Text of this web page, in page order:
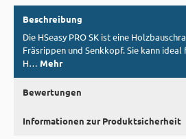
Beschreibung
Die HSeasy PRO SK ist eine
Fräsrippen und Senkkopf. Sie kann
H… Mehr
Bewertungen
Informationen zur Produktsicherheit